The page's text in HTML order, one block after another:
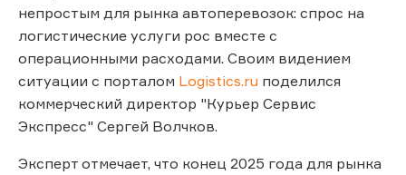
непростым для рынка автоперевозок: спрос на
логистические услуги рос вместе с
операционными расходами. Своим видением
ситуации с порталом Logistics.ru поделился
коммерческий директор "Курьер Сервис
Экспресс" Сергей Волчков.
Эксперт отмечает, что конец 2025 года для рынка